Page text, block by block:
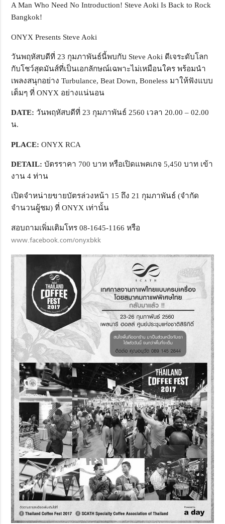
A Man Who Need No Introduction! Steve Aoki Is Back to Rock
Bangkok!
ONYX Presents Steve Aoki
วันพฤหัสบดีที่ 23 กุมภาพันธ์นี้พบกับ Steve Aoki ดีเจระดับโลก
กับโชว์สุดมันส์ที่เป็นเอกลักษณ์เฉพาะไม่เหมือนใคร พร้อมนำ
เพลงสนุกอย่าง Turbulance, Beat Down, Boneless มาให้ฟังแบบ
เต็มๆ ที่ ONYX อย่างแน่นอน
DATE: วันพฤหัสบดีที่ 23 กุมภาพันธ์ 2560 เวลา 20.00 – 02.00
น.
PLACE:ONYX RCA
DETAIL:บัตรราคา 700 บาท หรือเปิดแพคเกจ 5,450 บาท เข้า
งาน 4 ท่าน
เปิดจำหน่ายขายบัตรล่วงหน้า 15 ถึง 21 กุมภาพันธ์ (จำกัด
จำนวนผู้ชม) ที่ ONYX เท่านั้น
สอบถามเพิ่มเติมโทร 08-1645-1166 หรือ
www.facebook.com/onyxbkk